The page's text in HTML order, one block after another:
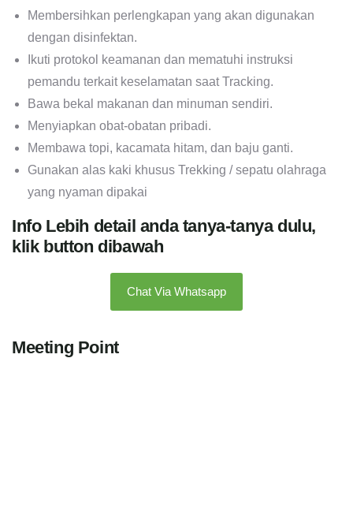
Membersihkan perlengkapan yang akan digunakan
dengan disinfektan.
Ikuti protokol keamanan dan mematuhi instruksi
pemandu terkait keselamatan saat Tracking.
Bawa bekal makanan dan minuman sendiri.
Menyiapkan obat-obatan pribadi.
Membawa topi, kacamata hitam, dan baju ganti.
Gunakan alas kaki khusus Trekking / sepatu olahraga
yang nyaman dipakai
Info Lebih detail anda tanya-tanya dulu,
klik button dibawah
Chat Via Whatsapp
Meeting Point